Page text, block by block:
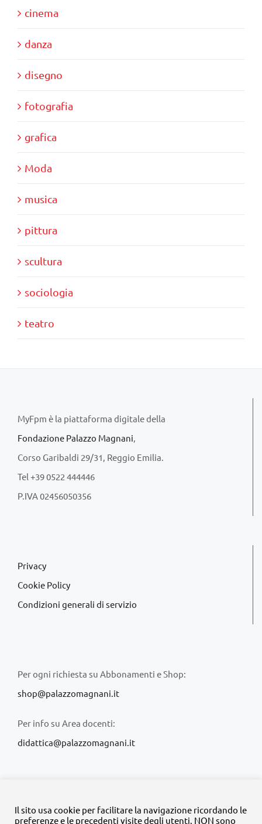
cinema
danza
disegno
fotografia
grafica
Moda
musica
pittura
scultura
sociologia
teatro
MyFpm è la piattaforma digitale della
Fondazione Palazzo Magnani,
Corso Garibaldi 29/31, Reggio Emilia.
Tel +39 0522 444446
P.IVA 02456050356
Privacy
Cookie Policy
Condizioni generali di servizio
Per ogni richiesta su Abbonamenti e Shop:
shop@palazzomagnani.it
Per info su Area docenti:
didattica@palazzomagnani.it
Il sito usa cookie per facilitare la navigazione ricordando le
preferenze e le precedenti visite degli utenti. NON sono